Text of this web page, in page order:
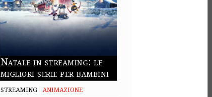
Natale in streaming: le
migliori serie per bambini
STREAMING ANIMAZIONE